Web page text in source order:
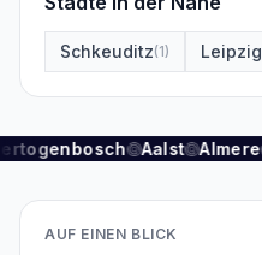
Schkeuditz(1) Leipzig
Aalst Almere
AUF EINEN BLICK